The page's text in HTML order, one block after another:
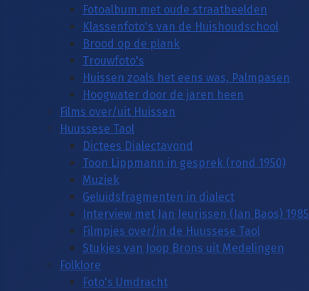
Fotoalbum met oude straatbeelden
Klassenfoto's van de Huishoudschool
Brood op de plank
Trouwfoto's
Huissen zoals het eens was, Palmpasen
Hoogwater door de jaren heen
Films over/uit Huissen
Huussese Taol
Dictees Dialectavond
Toon Lippmann in gesprek (rond 1950)
Muziek
Geluidsfragmenten in dialect
Interview met Jan Jeurissen (Jan Baos) 1985
Filmpjes over/in de Huussese Taol
Stukjes van Joop Brons uit Medelingen
Folklore
Foto's Umdracht